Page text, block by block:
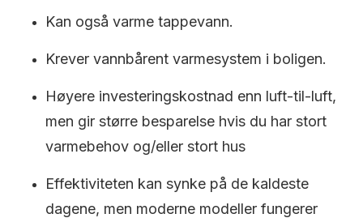
Kan også varme tappevann.
Krever vannbårent varmesystem i boligen.
Høyere investeringskostnad enn luft-til-luft,
men gir større besparelse hvis du har stort
varmebehov og/eller stort hus
Effektiviteten kan synke på de kaldeste
dagene, men moderne modeller fungerer